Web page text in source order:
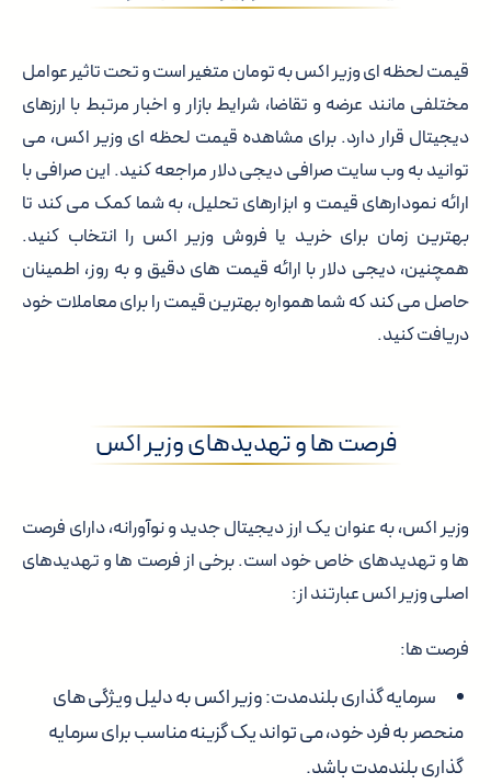
قیمت لحظه ای وزیر اکس به تومان متغیر است و تحت تاثیر عوامل
مختلفی مانند عرضه و تقاضا، شرایط بازار و اخبار مرتبط با ارزهای
دیجیتال قرار دارد. برای مشاهده قیمت لحظه ای وزیر اکس، می
توانید به وب سایت صرافی دیجی دلار مراجعه کنید. این صرافی با
ارائه نمودارهای قیمت و ابزارهای تحلیل، به شما کمک می کند تا
بهترین زمان برای خرید یا فروش وزیر اکس را انتخاب کنید.
همچنین، دیجی دلار با ارائه قیمت های دقیق و به روز، اطمینان
حاصل می کند که شما همواره بهترین قیمت را برای معاملات خود
دریافت کنید.
فرصت ها و تهدیدهای وزیر اکس
وزیر اکس، به عنوان یک ارز دیجیتال جدید و نوآورانه، دارای فرصت
ها و تهدیدهای خاص خود است. برخی از فرصت ها و تهدیدهای
اصلی وزیر اکس عبارتند از:
فرصت ها:
سرمایه گذاری بلندمدت:وزیر اکس به دلیل ویژگی های
منحصر به فرد خود، می تواند یک گزینه مناسب برای سرمایه
گذاری بلندمدت باشد.